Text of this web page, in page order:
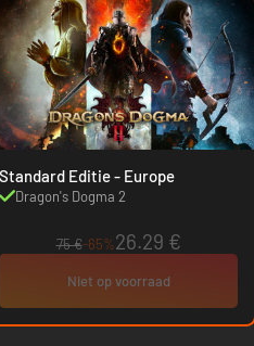
Standard Editie - Europe
Dragon's Dogma 2
75 €-65%26.29 €
Niet op voorraad